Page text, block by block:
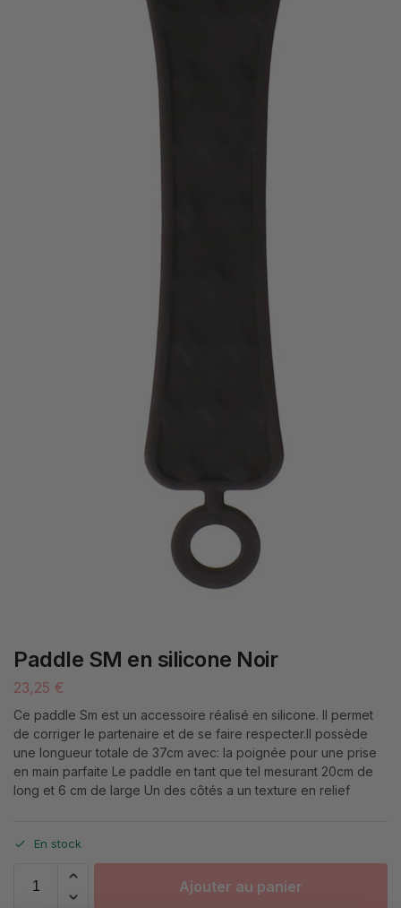
Paddle SM en silicone Noir
23,25 €
Ce paddle Sm est un accessoire réalisé en silicone. Il permet
de corriger le partenaire et de se faire respecter.Il possède
une longueur totale de 37cm avec: la poignée pour une prise
en main parfaite Le paddle en tant que tel mesurant 20cm de
long et 6 cm de large Un des côtés a un texture en relief
En stock
Ajouter au panier